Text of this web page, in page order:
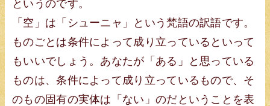
というのです。
「空」は「シューニャ」という梵語の訳語です。
ものごとは条件によって成り立っているといって
もいいでしょう。あなたが「ある」と思っている
ものは、条件によって成り立っているもので、そ
のもの固有の実体は「ない」のだということを表